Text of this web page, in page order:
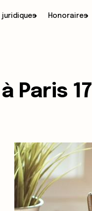
Honoraires
Paris 17